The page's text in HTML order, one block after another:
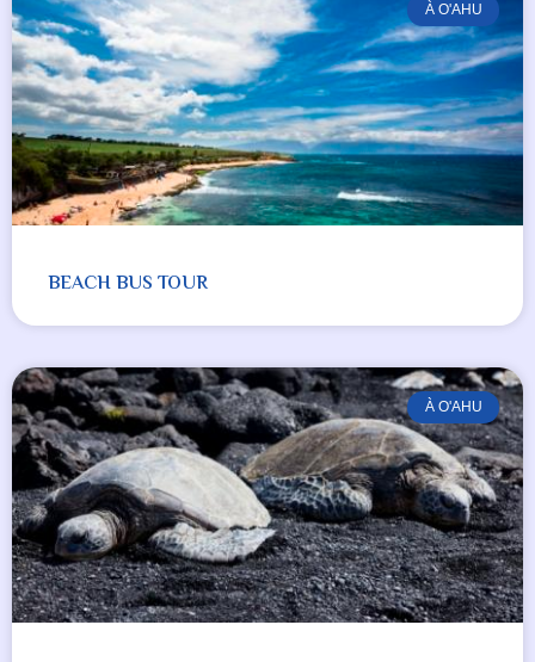
À O'AHU
BEACH BUS TOUR
À O'AHU